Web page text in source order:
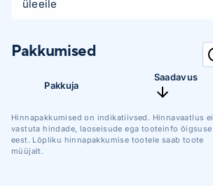
üleeile
Pakkumised
Pakkuja
Saadavus
Hinnapakkumised on indikatiivsed. Hinnavaatlus ei
vastuta hindade, laoseisude ega tooteinfo õigsuse
eest. Lõpliku hinnapakkumise tootele saab toote
müüjalt.